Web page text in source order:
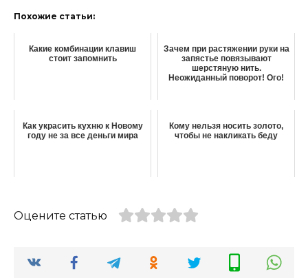
Похожие статьи:
Какие комбинации клавиш
стоит запомнить
Зачем при растяжении руки на
запястье повязывают
шерстяную нить.
Неожиданный поворот! Ого!
Как украсить кухню к Новому
году не за все деньги мира
Кому нельзя носить золото,
чтобы не накликать беду
Оцените статью